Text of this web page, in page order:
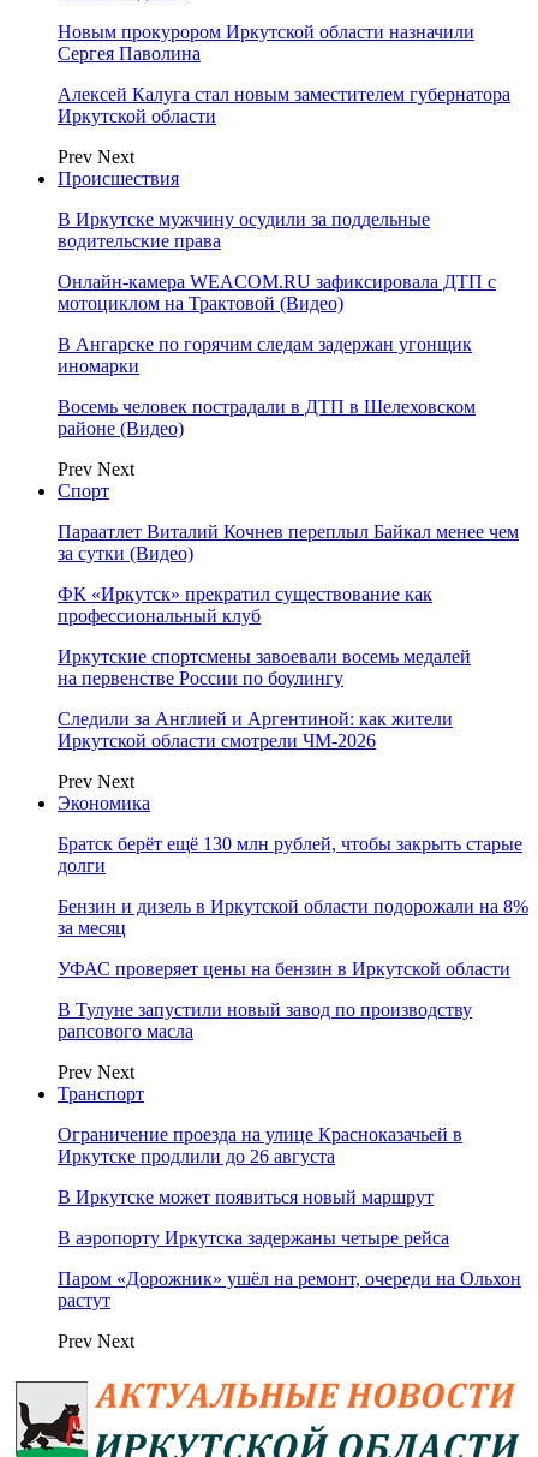
Новым прокурором Иркутской области назначили
Сергея Паволина
Алексей Калуга стал новым заместителем губернатора
Иркутской области
Prev Next
Происшествия
В Иркутске мужчину осудили за поддельные
водительские права
Онлайн-камера WEACOM.RU зафиксировала ДТП с
мотоциклом на Трактовой (Видео)
В Ангарске по горячим следам задержан угонщик
иномарки
Восемь человек пострадали в ДТП в Шелеховском
районе (Видео)
Prev Next
Спорт
Параатлет Виталий Кочнев переплыл Байкал менее чем
за сутки (Видео)
ФК «Иркутск» прекратил существование как
профессиональный клуб
Иркутские спортсмены завоевали восемь медалей
на первенстве России по боулингу
Следили за Англией и Аргентиной: как жители
Иркутской области смотрели ЧМ-2026
Prev Next
Экономика
Братск берёт ещё 130 млн рублей, чтобы закрыть старые
долги
Бензин и дизель в Иркутской области подорожали на 8%
за месяц
УФАС проверяет цены на бензин в Иркутской области
В Тулуне запустили новый завод по производству
рапсового масла
Prev Next
Транспорт
Ограничение проезда на улице Красноказачьей в
Иркутске продлили до 26 августа
В Иркутске может появиться новый маршрут
В аэропорту Иркутска задержаны четыре рейса
Паром «Дорожник» ушёл на ремонт, очереди на Ольхон
растут
Prev Next